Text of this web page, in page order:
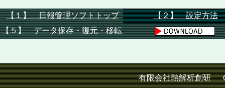
【１】 日報管理ソフトトップ
【２】 設定方法
【５】データ保存・復元・移転
有限会社熱解析創研